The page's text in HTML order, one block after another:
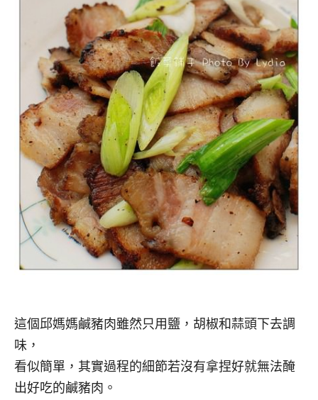
這個邱媽媽鹹豬肉雖然只用鹽，胡椒和蒜頭下去調
味，
看似簡單，其實過程的細節若沒有拿捏好就無法醃
出好吃的鹹豬肉。